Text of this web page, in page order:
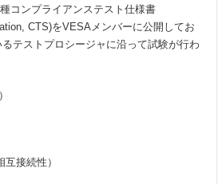
コンプライアンステスト仕様書
CTS)をVESAメンバーに公開してお
テストプロシージャに沿って試験が行わ
接続性）